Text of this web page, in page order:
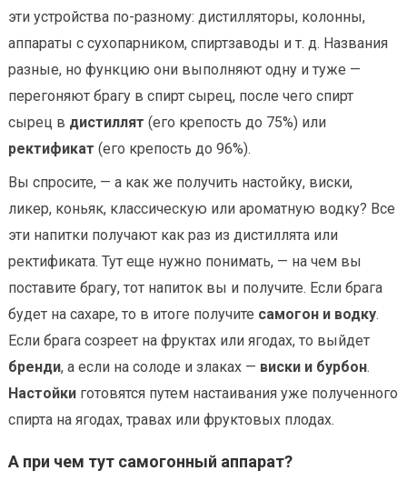
эти устройства по-разному: дистилляторы, колонны,
аппараты с сухопарником, спиртзаводы и т. д. Названия
разные, но функцию они выполняют одну и туже —
перегоняют брагу в спирт сырец, после чего спирт
сырец в дистиллят (его крепость до 75%) или
ректификат (его крепость до 96%).
Вы спросите, — а как же получить настойку, виски,
ликер, коньяк, классическую или ароматную водку? Все
эти напитки получают как раз из дистиллята или
ректификата. Тут еще нужно понимать, — на чем вы
поставите брагу, тот напиток вы и получите. Если брага
будет на сахаре, то в итоге получите самогон и водку.
Если брага созреет на фруктах или ягодах, то выйдет
бренди, а если на солоде и злаках — виски и бурбон.
Настойки готовятся путем настаивания уже полученного
спирта на ягодах, травах или фруктовых плодах.
А при чем тут самогонный аппарат?